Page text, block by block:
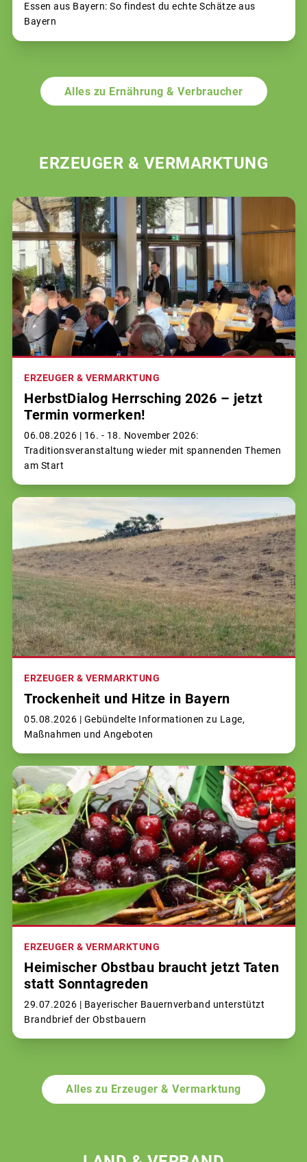
Essen aus Bayern: So findest du echte Schätze aus
Bayern
Alles zu Ernährung & Verbraucher
ERZEUGER & VERMARKTUNG
ERZEUGER & VERMARKTUNG
HerbstDialog Herrsching 2026 – jetzt
Termin vormerken!
06.08.2026 | 16. - 18. November 2026:
Traditionsveranstaltung wieder mit spannenden Themen
am Start
ERZEUGER & VERMARKTUNG
Trockenheit und Hitze in Bayern
05.08.2026 | Gebündelte Informationen zu Lage,
Maßnahmen und Angeboten
ERZEUGER & VERMARKTUNG
Heimischer Obstbau braucht jetzt Taten
statt Sonntagreden
29.07.2026 | Bayerischer Bauernverband unterstützt
Brandbrief der Obstbauern
Alles zu Erzeuger & Vermarktung